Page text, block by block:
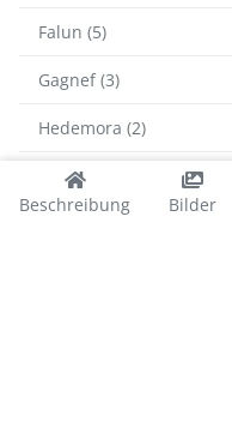
Beschreibung Bilder
Falun (5)
Gagnef (3)
Hedemora (2)
Leksand (9)